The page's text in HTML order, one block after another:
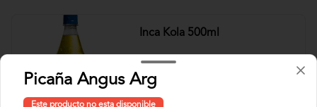
Inca Kola 500ml
Picaña Angus Arg
Este producto no esta disponible